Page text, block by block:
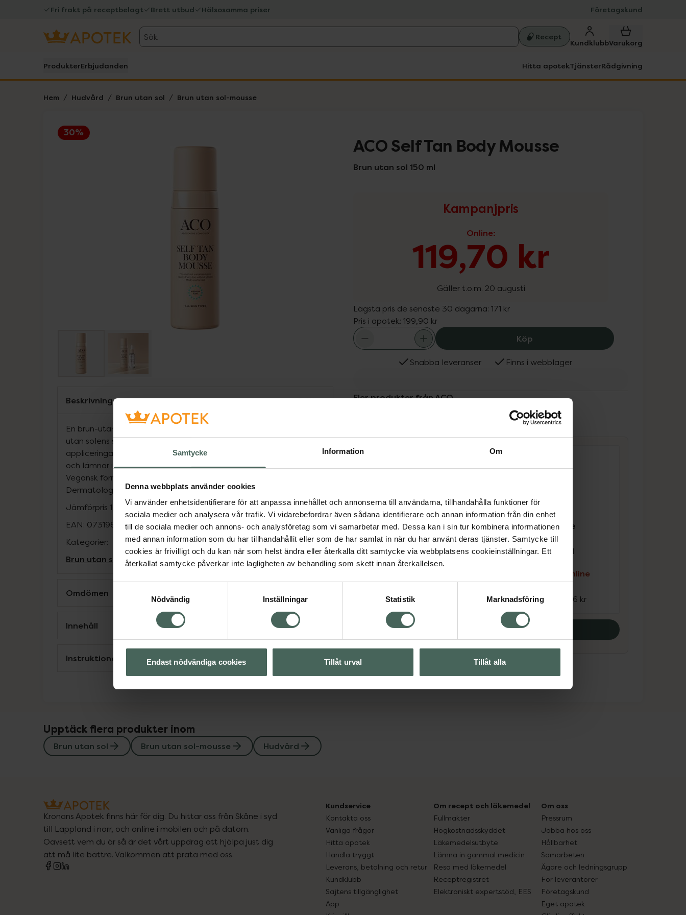
Samtycke Information Om
Denna webbplats använder cookies
Vi använder enhetsidentifierare för att anpassa innehållet och annonserna till användarna, tillhandahålla funktioner för
sociala medier och analysera vår trafik. Vi vidarebefordrar även sådana identifierare och annan information från din enhet
till de sociala medier och annons- och analysföretag som vi samarbetar med. Dessa kan i sin tur kombinera informationen
med annan information som du har tillhandahållit eller som de har samlat in när du har använt deras tjänster. Samtycke till
cookies är frivilligt och du kan när som helst ändra eller återkalla ditt samtycke via webbplatsens cookieinställningar. Ett
återkallat samtycke påverkar inte lagligheten av behandling som skett innan återkallelsen.
Nödvändig
Inställningar Statistik Marknadsföring
Endast nödvändiga cookies Tillåt urval Tillåt alla
Fri frakt på receptbelagt Brett utbud Hälsosamma priser Företagskund
Sök Recept
KundklubbVarukorg
ProdukterErbjudanden Hitta apotekTjänsterRådgivning
Hem Hudvård Brun utan sol Brun utan sol-mousse
30%
ACO Self Tan Body Mousse
Brun utan sol 150 ml
Kampanjpris
Online:
119,70 kr
Gäller t.o.m. 20 augusti
Lägsta pris de senaste 30 dagarna: 171 kr
Pris i apotek: 199,90 kr
Köp ACO Self Tan Body Mousse, 119.7 kr.
Snabba leveranser Finns i webblager
Fler produkter från ACO
4.8 av 5 i omdöme
ACO Self Tan Body
Mousse
Brun utan sol 150 ml
119,70 kr
Tidigare pris:
4.7 av 5 i omdöme
ACO Self Tan Face
Drops
Brun utan sol 30 ml
Kampanjpris online
123,20 kr
Tidigare pris: 176 kr
Köp båda för
242,90 kr Köp båda
Beskrivning Dölj
En brun-utan-sol som ger din hud en jämn naturlig solkysst färg
utan solens skadliga strålar, som håller upp till 7 dagar. Flera
appliceringar ger en djupare färg. Lätt att applicera, torkar snabbt
och lämnar inga fläckar på textilier. Med återfuktande glycerin.
Vegansk formulering. Milt parfymerad. Passar även känslig hud.
Dermatologiskt testad.
Jämförpris 1,33 kr /ml
EAN: 07319861025767
Kategorier:
Brun utan sol Brun utan sol-mousse Hudvård
Omdömen
Innehåll Visa
Instruktioner
Upptäck flera produkter inom
Brun utan sol Brun utan sol-mousse Hudvård
Kronans Apotek finns här för dig. Du hittar oss från Skåne i syd
till Lappland i norr, och online i mobilen och på datorn.
Oavsett vem du är så är det vårt uppdrag att hjälpa just dig
att må lite bättre. Välkommen att prata med oss.
Kundservice
Kontakta oss
Vanliga frågor
Hitta apotek
Handla tryggt
Leverans, betalning och retur
Kundklubb
Sajtens tillgänglighet
App
Om recept och läkemedel
Fullmakter
Högkostnadsskyddet
Läkemedelsutbyte
Lämna in gammal medicin
Resa med läkemedel
Receptregistret
Elektroniskt expertstöd, EES
Om oss
Pressrum
Jobba hos oss
Hållbarhet
Samarbeten
Ägare och ledningsgrupp
För leverantörer
Företagskund
Eget apotek